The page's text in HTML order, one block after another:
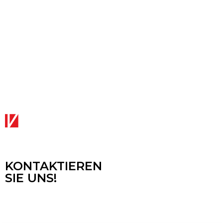
KONTAKTIEREN
SIE UNS!